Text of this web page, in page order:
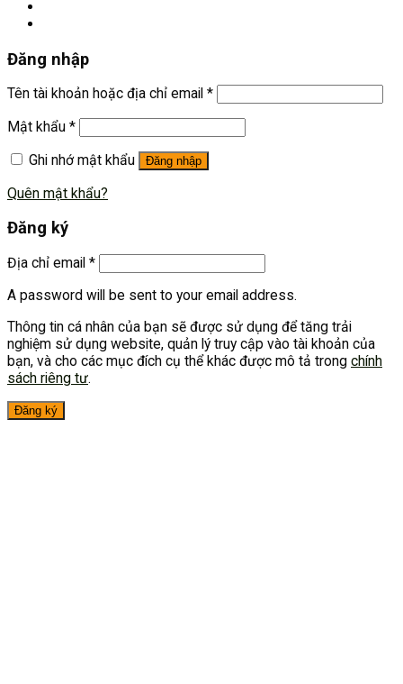
Đăng nhập
Tên tài khoản hoặc địa chỉ email *
Mật khẩu *
Ghi nhớ mật khẩu
Đăng nhập
Quên mật khẩu?
Đăng ký
Địa chỉ email *
A password will be sent to your email address.
Thông tin cá nhân của bạn sẽ được sử dụng để tăng trải
nghiệm sử dụng website, quản lý truy cập vào tài khoản của
bạn, và cho các mục đích cụ thể khác được mô tả trong chính
sách riêng tư.
Đăng ký